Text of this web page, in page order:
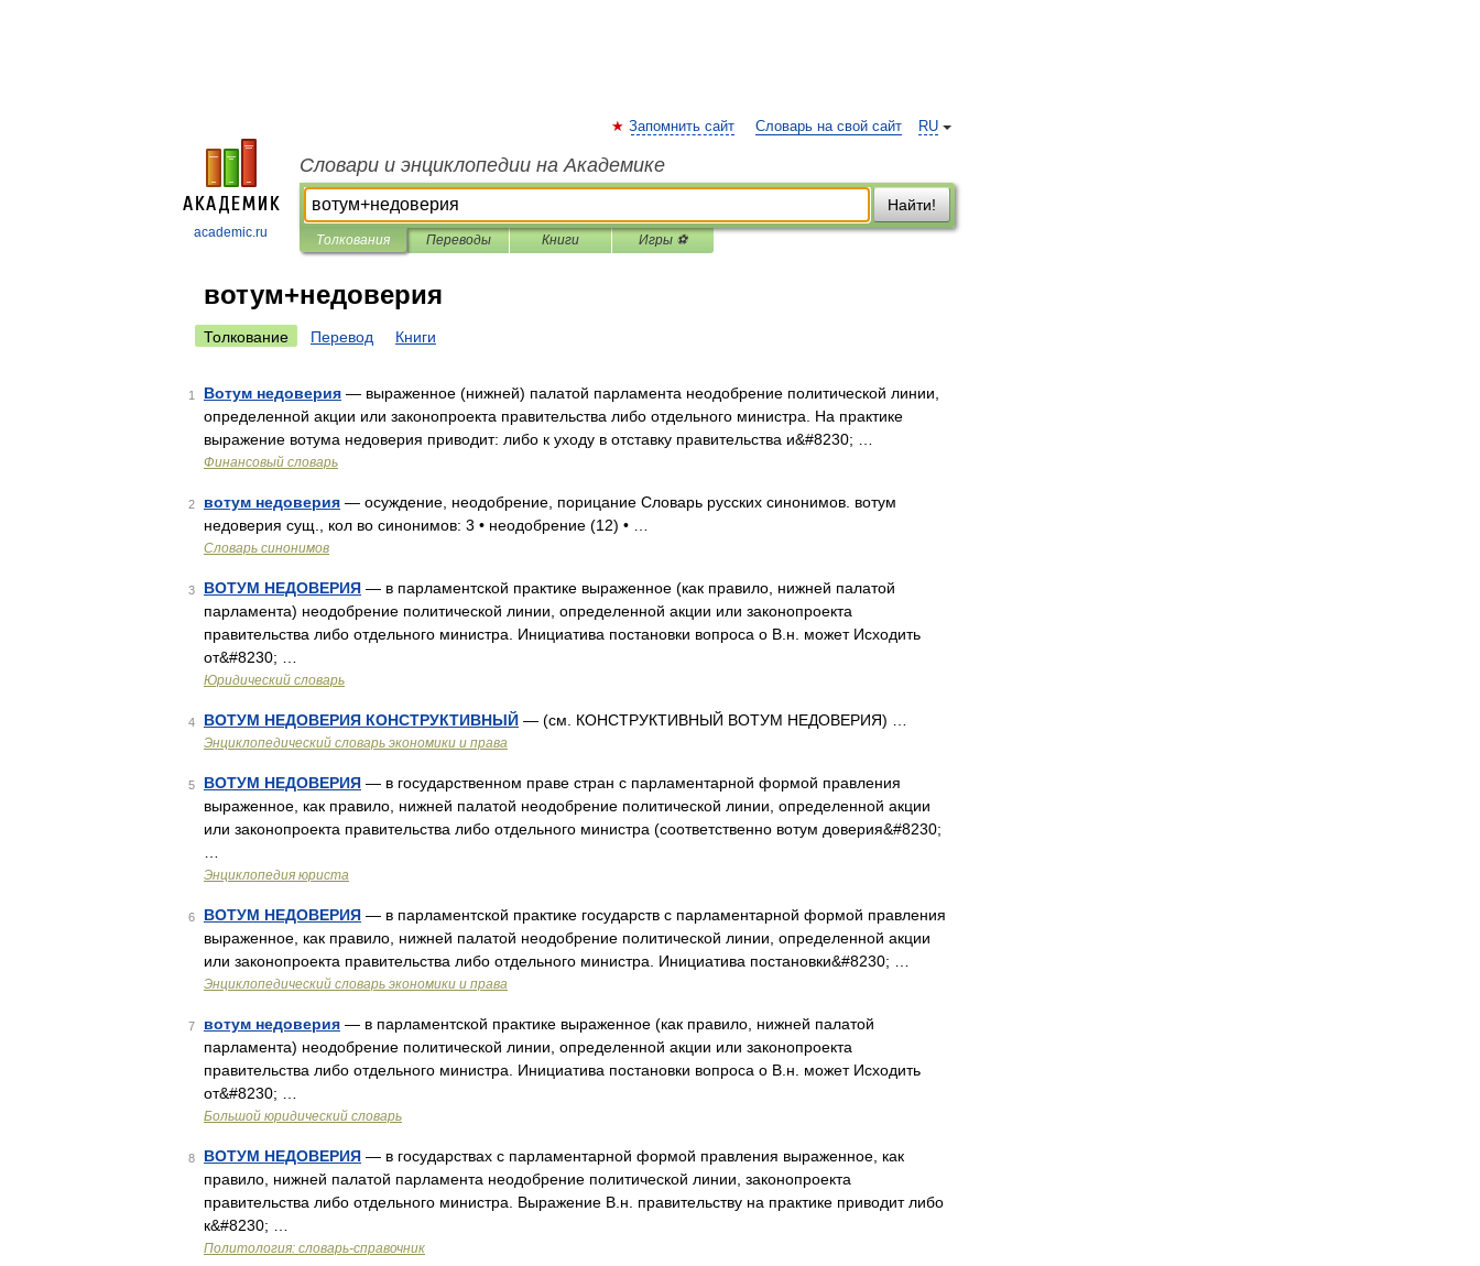
academic.ru
RU
Запомнить сайт Словарь на свой сайт
Словари и энциклопедии на Академике
Найти!
Толкования Переводы Книги Игры ⚽
вотум+недоверия
Толкование Перевод Книги
1 Вотум недоверия — выраженное (нижней) палатой парламента неодобрение политической линии,
определенной акции или законопроекта правительства либо отдельного министра. На практике
выражение вотума недоверия приводит: либо к уходу в отставку правительства и&#8230; …
Финансовый словарь
2 вотум недоверия — осуждение, неодобрение, порицание Словарь русских синонимов. вотум
недоверия сущ., кол во синонимов: 3 • неодобрение (12) • …
Словарь синонимов
3 ВОТУМ НЕДОВЕРИЯ — в парламентской практике выраженное (как правило, нижней палатой
парламента) неодобрение политической линии, определенной акции или законопроекта
правительства либо отдельного министра. Инициатива постановки вопроса о В.н. может Исходить
от&#8230; …
Юридический словарь
4 ВОТУМ НЕДОВЕРИЯ КОНСТРУКТИВНЫЙ — (см. КОНСТРУКТИВНЫЙ ВОТУМ НЕДОВЕРИЯ) …
Энциклопедический словарь экономики и права
5 ВОТУМ НЕДОВЕРИЯ — в государственном праве стран с парламентарной формой правления
выраженное, как правило, нижней палатой неодобрение политической линии, определенной акции
или законопроекта правительства либо отдельного министра (соответственно вотум доверия&#8230;
Энциклопедия юриста
6 ВОТУМ НЕДОВЕРИЯ — в парламентской практике государств с парламентарной формой правления
выраженное, как правило, нижней палатой неодобрение политической линии, определенной акции
или законопроекта правительства либо отдельного министра. Инициатива постановки&#8230; …
Энциклопедический словарь экономики и права
7 вотум недоверия — в парламентской практике выраженное (как правило, нижней палатой
парламента) неодобрение политической линии, определенной акции или законопроекта
правительства либо отдельного министра. Инициатива постановки вопроса о В.н. может Исходить
от&#8230; …
Большой юридический словарь
8 ВОТУМ НЕДОВЕРИЯ — в государствах с парламентарной формой правления выраженное, как
правило, нижней палатой парламента неодобрение политической линии, законопроекта
правительства либо отдельного министра. Выражение В.н. правительству на практике приводит либо
к&#8230; …
Политология: словарь-справочник